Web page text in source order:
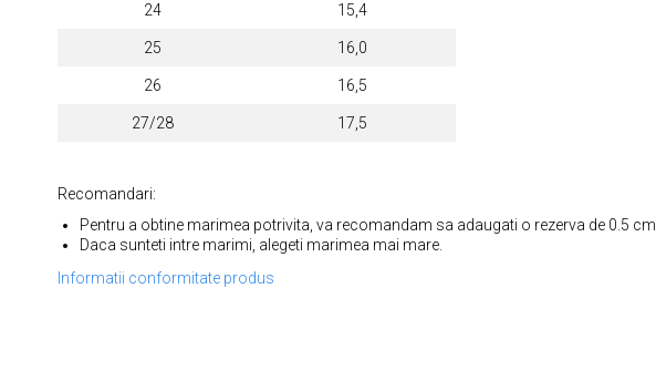
24 15,4
25 16,0
26 16,5
27/28 17,5
Recomandari:
Pentru a obtine marimea potrivita, va recomandam sa adaugati o rezerva de 0.5 cm.
Daca sunteti intre marimi, alegeti marimea mai mare.
Informatii conformitate produs